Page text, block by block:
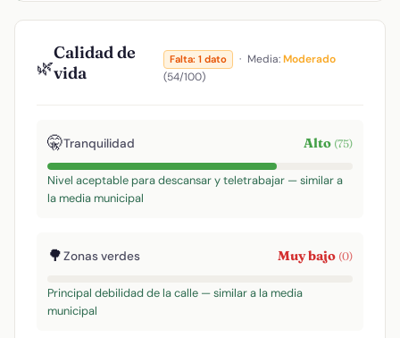
🌿
Calidad de
vida
Falta: 1 dato · Media:Moderado
(54/100)
🤫Tranquilidad Alto (75)
Nivel aceptable para descansar y teletrabajar — similar a
la media municipal
🌳Zonas verdes Muy bajo (0)
Principal debilidad de la calle — similar a la media
municipal